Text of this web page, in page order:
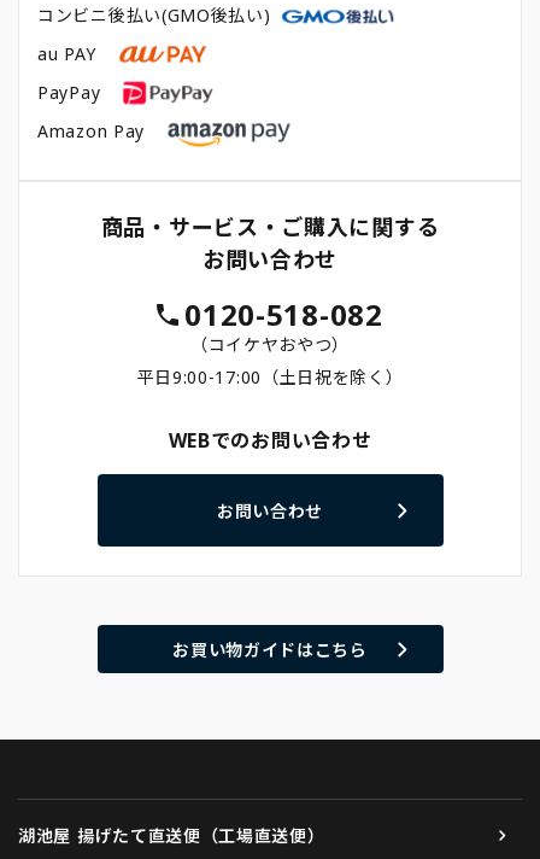
コンビニ後払い(GMO後払い)
au PAY
PayPay
Amazon Pay
商品・サービス・ご購入に関する
お問い合わせ
0120-518-082
（コイケヤおやつ）
平日9:00-17:00（土日祝を除く）
WEBでのお問い合わせ
お問い合わせ
お買い物ガイドはこちら
湖池屋 揚げたて直送便（工場直送便）